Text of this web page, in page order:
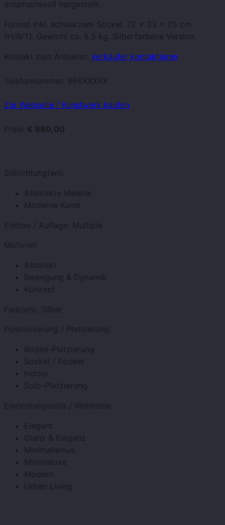
anspruchsvoll hergestellt.
Format inkl. schwarzem Sockel: 72 x 33 x 25 cm
(H/B/T). Gewicht ca. 5,5 kg. Silberfarbene Version.
Kontakt zum Anbieter: Verkäufer kontaktieren
Telefonnummer: 966XXXXX
Zur Webseite / Kunstwerk kaufen
Preis: € 980,00
Stilrichtung(en):
Abstrakte Malerei
Moderne Kunst
Edition / Auflage: Multiple
Motiv(e):
Abstrakt
Bewegung & Dynamik
Konzept
Farb(en): Silber
Positionierung / Platzierung:
Boden-Platzierung
Sockel / Podest
Indoor
Solo-Platzierung
Einrichtungsstile / Wohnstile:
Elegant
Glanz & Eleganz
Minimalismus
Minimaluxe
Modern
Urban Living